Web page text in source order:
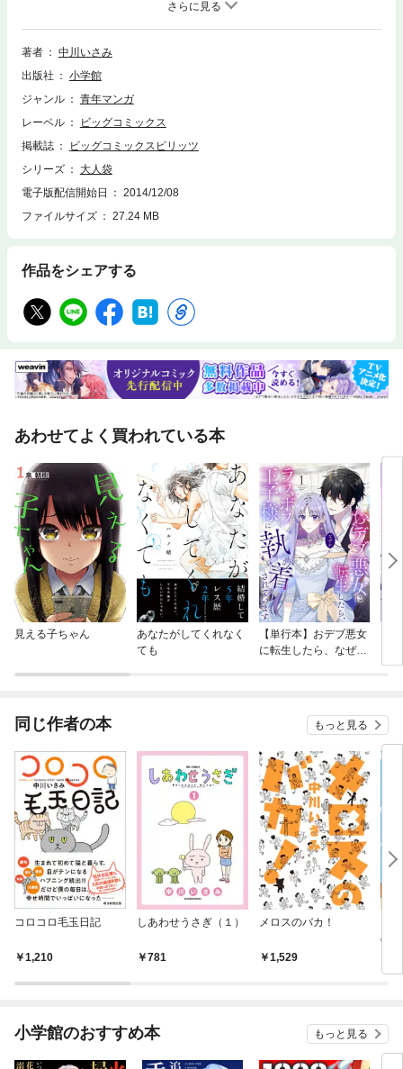
著者
中川いさみ
出版社
小学館
ジャンル
青年マンガ
レーベル
ビッグコミックス
掲載誌
ビッグコミックスピリッツ
シリーズ
大人袋
電子版配信開始日
2014/12/08
ファイルサイズ
27.24 MB
作品をシェアする
あわせてよく買われている本
見える子ちゃん
あなたがしてくれなく
ても
【単行本】おデブ悪女
に転生したら、なぜか
同じ作者の本 もっと見る
コロコロ毛玉日記
1,210
しあわせうさぎ（１）
781
メロスのバカ！
1,529
の
小学館のおすすめ本 もっと見る